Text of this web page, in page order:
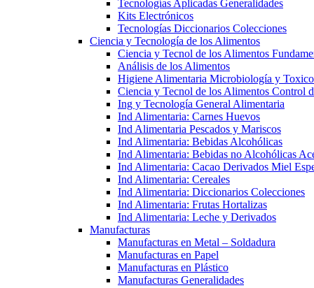
Tecnologías Aplicadas Generalidades
Kits Electrónicos
Tecnologías Diccionarios Colecciones
Ciencia y Tecnología de los Alimentos
Ciencia y Tecnol de los Alimentos
Análisis de los Alimentos
Higiene Alimentaria Microbiología y
Ciencia y Tecnol de los Alimentos Control
Ing y Tecnología General Alimentaria
Ind Alimentaria: Carnes Huevos
Ind Alimentaria Pescados y Mariscos
Ind Alimentaria: Bebidas Alcohólicas
Ind Alimentaria: Bebidas no Alcohólicas
Ind Alimentaria: Cacao Derivados Miel
Ind Alimentaria: Cereales
Ind Alimentaria: Diccionarios Colecciones
Ind Alimentaria: Frutas Hortalizas
Ind Alimentaria: Leche y Derivados
Manufacturas
Manufacturas en Metal – Soldadura
Manufacturas en Papel
Manufacturas en Plástico
Manufacturas Generalidades